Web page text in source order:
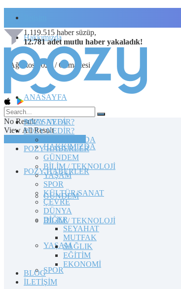
Hakkımızda
8 Ağustos 2026 / Cumartesi
1.119.515 haber süzüp,
12.781 adet mutlu haber yakaladık!
No Result
View All Result
TOPLULUĞA KATILIN
ANASAYFA
POZY NEDİR?
HAKKIMIZDA
POZY HABERLER
GÜNDEM
BİLİM / TEKNOLOJİ
YAŞAM
SPOR
ANASAYFA
POZY NEDİR?
HAKKIMIZDA
POZY HABERLER
GÜNDEM
BİLİM / TEKNOLOJİ
YAŞAM
SPOR
KÜLTÜR/SANAT
ÇEVRE
DÜNYA
DİĞER
SEYAHAT
MUTFAK
SAĞLIK
EĞİTİM
EKONOMİ
BLOG
İLETİŞİM